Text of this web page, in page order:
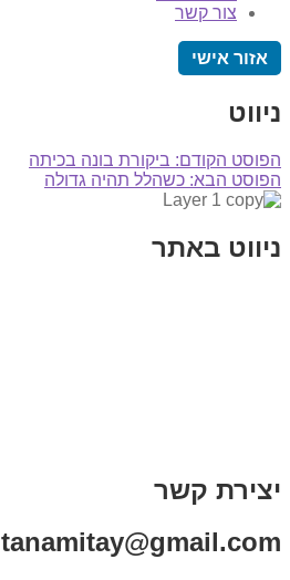
צור קשר
אזור אישי
ניווט
הפוסט הקודם: ביקורת בונה בכיתה
הפוסט הבא: כשהלל תהיה גדולה
ניווט באתר
יצירת קשר
tanamitay@gmail.com